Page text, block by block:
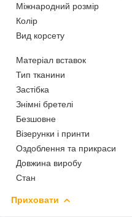
Міжнародний розмір
Колір
Вид корсету
Матеріал вставок
Тип тканини
Застібка
Знімні бретелі
Безшовне
Візерунки і принти
Оздоблення та прикраси
Довжина виробу
Стан
Приховати